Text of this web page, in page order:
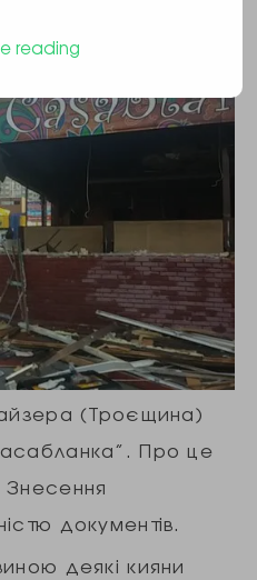
(Троєщина)
Про це
документів.
деякі кияни
reading